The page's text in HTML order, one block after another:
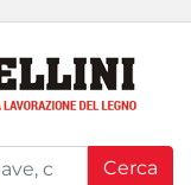
Cerca